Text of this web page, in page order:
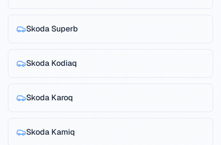
Skoda Superb
Skoda Kodiaq
Skoda Karoq
Skoda Kamiq